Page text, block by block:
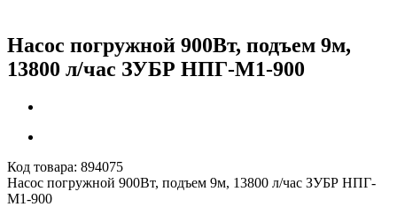
Насос погружной 900Вт, подъем 9м,
13800 л/час ЗУБР НПГ-М1-900
Код товара: 894075
Насос погружной 900Вт, подъем 9м, 13800 л/час ЗУБР НПГ-
М1-900